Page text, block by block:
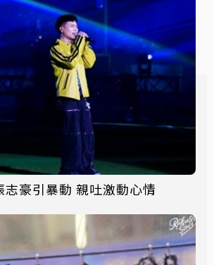
志豪引暴動 親吐激動心情